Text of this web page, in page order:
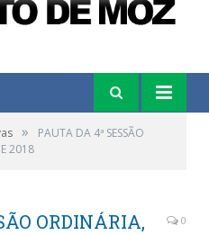
»
PAUTA DA 4ª SESSÃO
2018
ORDINÁRIA,
0